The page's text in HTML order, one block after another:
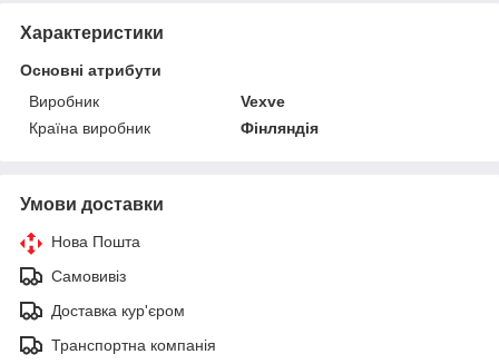
Характеристики
Основні атрибути
Виробник
Vexve
Країна виробник
Фінляндія
Умови доставки
Нова Пошта
Самовивіз
Доставка кур'єром
Транспортна компанія